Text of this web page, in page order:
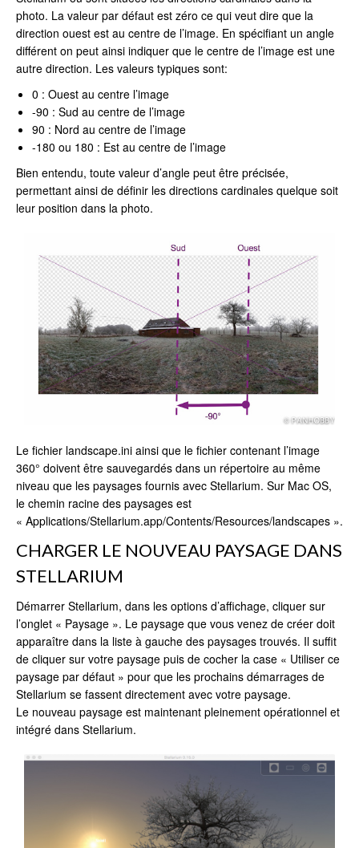
photo. La valeur par défaut est zéro ce qui veut dire que la
direction ouest est au centre de l’image. En spécifiant un angle
différent on peut ainsi indiquer que le centre de l’image est une
autre direction. Les valeurs typiques sont:
0 : Ouest au centre l’image
-90 : Sud au centre de l’image
90 : Nord au centre de l’image
-180 ou 180 : Est au centre de l’image
Bien entendu, toute valeur d’angle peut être précisée,
permettant ainsi de définir les directions cardinales quelque soit
leur position dans la photo.
Le fichier landscape.ini ainsi que le fichier contenant l’image
360° doivent être sauvegardés dans un répertoire au même
niveau que les paysages fournis avec Stellarium. Sur Mac OS,
le chemin racine des paysages est
« Applications/Stellarium.app/Contents/Resources/landscapes ».
CHARGER LE NOUVEAU PAYSAGE DANS
STELLARIUM
Démarrer Stellarium, dans les options d’affichage, cliquer sur
l’onglet « Paysage ». Le paysage que vous venez de créer doit
apparaître dans la liste à gauche des paysages trouvés. Il suffit
de cliquer sur votre paysage puis de cocher la case « Utiliser ce
paysage par défaut » pour que les prochains démarrages de
Stellarium se fassent directement avec votre paysage.
Le nouveau paysage est maintenant pleinement opérationnel et
intégré dans Stellarium.